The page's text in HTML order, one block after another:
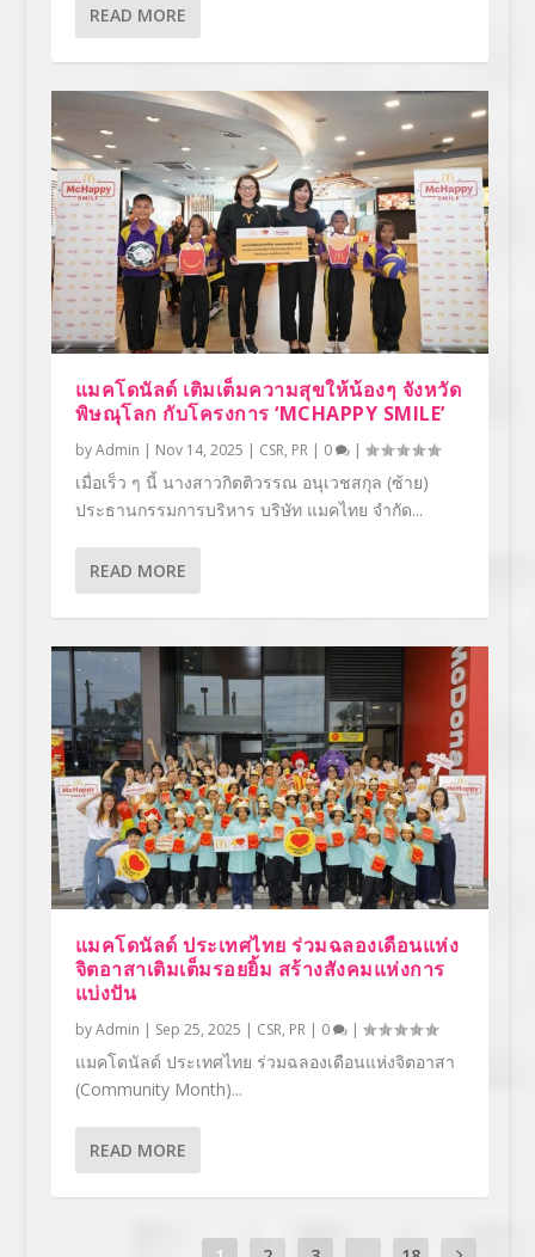
READ MORE
แมคโดนัลด์ เติมเต็มความสุขให้น้องๆ จังหวัด
พิษณุโลก กับโครงการ ‘MCHAPPY SMILE’
byAdmin | Nov 14, 2025 | CSR, PR| 0 |
เมื่อเร็ว ๆ นี้ นางสาวกิตติวรรณ อนุเวชสกุล (ซ้าย)
ประธานกรรมการบริหาร บริษัท แมคไทย จำกัด...
READ MORE
แมคโดนัลด์ ประเทศไทย ร่วมฉลองเดือนแห่ง
จิตอาสาเติมเต็มรอยยิ้ม สร้างสังคมแห่งการ
แบ่งปัน
byAdmin | Sep 25, 2025 | CSR, PR| 0 |
แมคโดนัลด์ ประเทศไทย ร่วมฉลองเดือนแห่งจิตอาสา
(Community Month)...
READ MORE